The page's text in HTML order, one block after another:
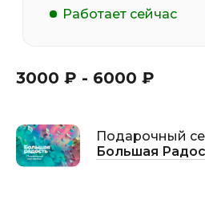
Работает сейчас
3000 ₽ - 6000 ₽
Подарочный
Большая